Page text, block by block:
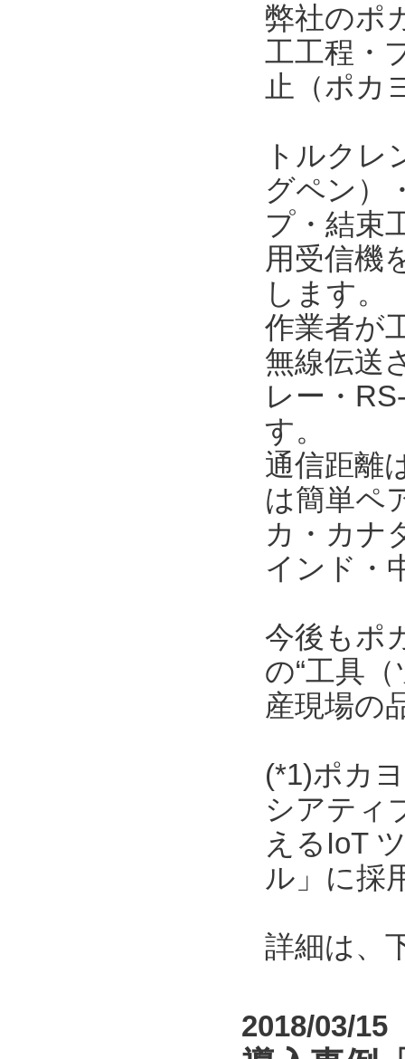
弊社のポ
工工程・
止（ポカ
トルク
グペン）
プ・結束
用受信機
します。
作業者が
無線伝送
レー・
す。
通信距離
は簡単ペ
カ・カナ
インド・
今後もポ
の“工具
産現場の
(*1)ポカ
シアティ
えるIoT
ル」に採
詳細は、
2018/03/15